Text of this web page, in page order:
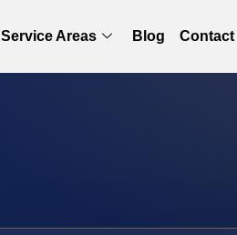
Service Areas Blog Contact